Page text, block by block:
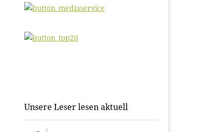
Unsere Leser lesen aktuell